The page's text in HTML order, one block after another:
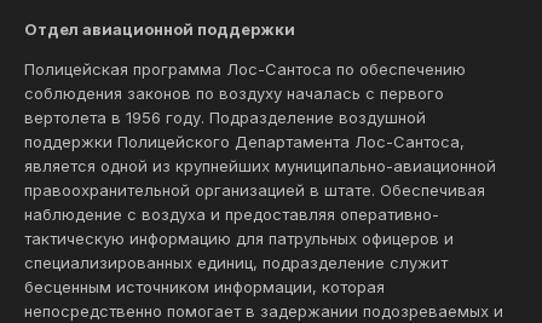
Отдел авиационной поддержки
Полицейская программа Лос-Сантоса по обеспечению
соблюдения законов по воздуху началась с первого
вертолета в 1956 году. Подразделение воздушной
поддержки Полицейского Департамента Лос-Сантоса,
является одной из крупнейших муниципально-авиационной
правоохранительной организацией в штате. Обеспечивая
наблюдение с воздуха и предоставляя оперативно-
тактическую информацию для патрульных офицеров и
специализированных единиц, подразделение служит
бесценным источником информации, которая
непосредственно помогает в задержании подозреваемых и